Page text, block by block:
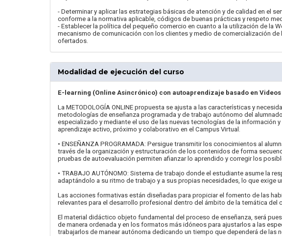
- Determinar y aplicar las estrategias básicas de atención y de calidad en el
conforme a la normativa aplicable, códigos de buenas prácticas y respeto
- Establecer la política del pequeño comercio en cuanto a la utilización de la
mecanismo de comunicación con los clientes y medio de comercialización
ofertados.
Modalidad de ejecución del curso
E-learning (Online Asincrónico) con autoaprendizaje basado en
La METODOLOGÍA ONLINE propuesta se ajusta a las características y
metodologías de enseñanza programada y de trabajo autónomo del
especializado y mediante el uso de las nuevas tecnologías de la información
aprendizaje activo, próximo y colaborativo en el Campus Virtual.
• ENSEÑANZA PROGRAMADA: Persigue transmitir los conocimientos al
través de la organización y estructuración de los contenidos de forma
pruebas de autoevaluación permiten afianzar lo aprendido y corregir los
• TRABAJO AUTÓNOMO: Sistema de trabajo donde el estudiante asume la
adaptándolo a su ritmo de trabajo y a sus propias necesidades, lo que exige
Las acciones formativas están diseñadas para propiciar el fomento de las
relevantes para el desarrollo profesional dentro del ámbito de la temática del
El material didáctico objeto fundamental del proceso de enseñanza, será
de manera ordenada y en los formatos más idóneos para ajustarlos a las
trabajarlos de manear autónoma dedicando un tiempo que dependerá de las